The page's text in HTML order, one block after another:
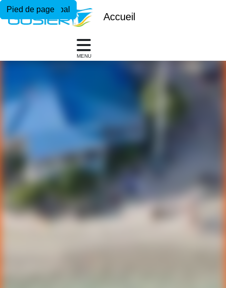
Menu principal
Contenu principal
Pied de page
Accueil
MENU